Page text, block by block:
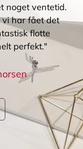
noget ventetid.
har fået det
flotte
perfekt."